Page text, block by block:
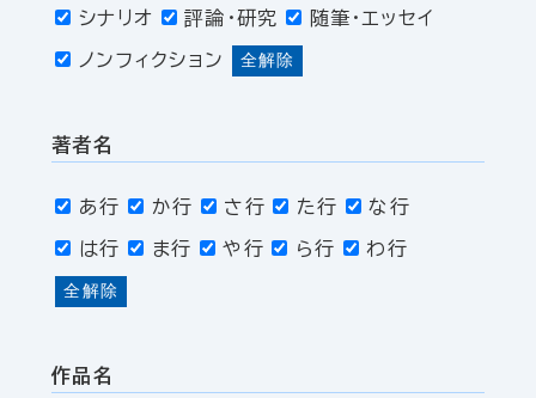
シナリオ 評論・研究 随筆・エッセイ
ノンフィクション 全解除
著者名
あ行 か行 さ行 た行 な行
は行 ま行 や行 ら行 わ行
全解除
作品名